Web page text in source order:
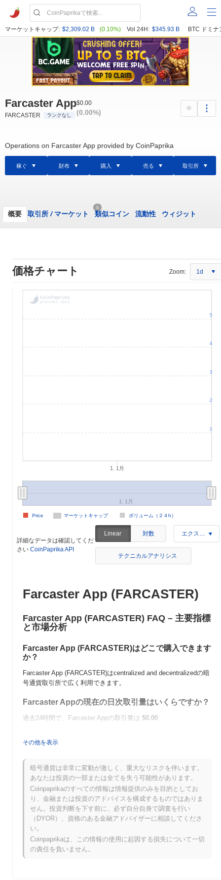
マーケットキャップ: $2,309.02 B (0.10%) Vol 24H: $345.93 B BTC ドミナ
Farcaster App
FARCASTER ランクなし
$0.00
(0.00%)
Operations on Farcaster App provided by CoinPaprika
稼ぐ 財布 購入 売る 取引所
概要 取引所 /マーケット
0
類似コイン 流動性 ウィジット
価格チャート Zoom: 1d
1. 1月
マーケットキャップ ボリューム（２４h）
Price
1. 1月
1
2
3
4
5
詳細なデータは確認してくだ
さい CoinPaprika API
Linear 対数 エクスポート
テクニカルアナリシス
Farcaster App (FARCASTER)
Farcaster App (FARCASTER) FAQ – 主要指標
と市場分析
Farcaster App (FARCASTER)はどこで購入できます
か？
Farcaster App (FARCASTER)はcentralized and decentralizedの暗
号通貨取引所で広く利用できます。
Farcaster Appの現在の日次取引量はいくらですか？
過去24時間で、Farcaster Appの取引量は $0.00 .
史上最安値（ATL）：
$0.00
Farcaster Appは現在、ATHより ~100.00% 低く取引されています .
Farcaster Appは、より広範な暗号市場と比較してど
のようなパフォーマンスですか？
過去7日間で、Farcaster Appは
した全体の暗号市場を下回っています。これは、より広範な市場
のモメンタムと比較して、FARCASTERの価格アクションにおけ
る一時的な遅れを示しています。
その他を表示
暗号通貨は非常に変動が激しく、重大なリスクを伴います。
あなたは投資の一部または全てを失う可能性があります。
Coinpaprikaのすべての情報は情報提供のみを目的としてお
り、金融または投資のアドバイスを構成するものではありま
せん。投資判断を下す前に、必ず自分自身で調査を行い
（DYOR）、資格のある金融アドバイザーに相談してくださ
い。
Coinpaprikaは、この情報の使用に起因する損失について一切
の責任を負いません。